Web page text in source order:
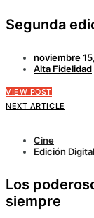
Segunda
noviembre
Alta Fidelidad
VIEW POST
NEXT ARTICLE
Cine
Edición Digital
Los
siempre